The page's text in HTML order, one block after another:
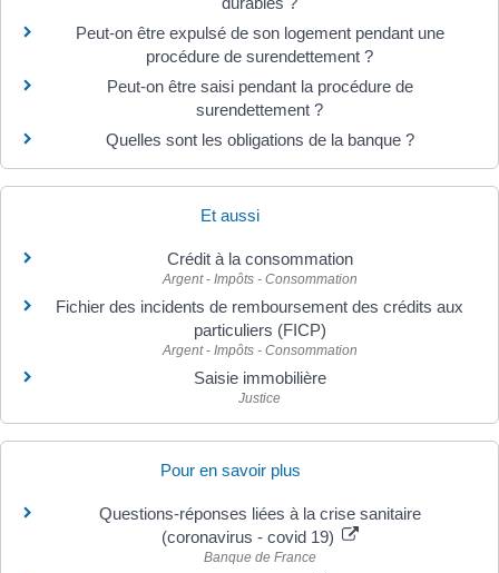
Peut-on être expulsé de son logement pendant une
procédure de surendettement ?
Peut-on être saisi pendant la procédure de
surendettement ?
Quelles sont les obligations de la banque ?
Et aussi
Crédit à la consommation
Argent - Impôts - Consommation
Fichier des incidents de remboursement des crédits aux
particuliers (FICP)
Argent - Impôts - Consommation
Saisie immobilière
Justice
Pour en savoir plus
Questions-réponses liées à la crise sanitaire
(coronavirus - covid 19)
Banque de France